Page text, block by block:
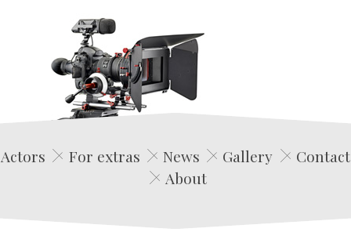
Edwin Film Agencja Aktorska
Actors For extras News Gallery
Contact
About